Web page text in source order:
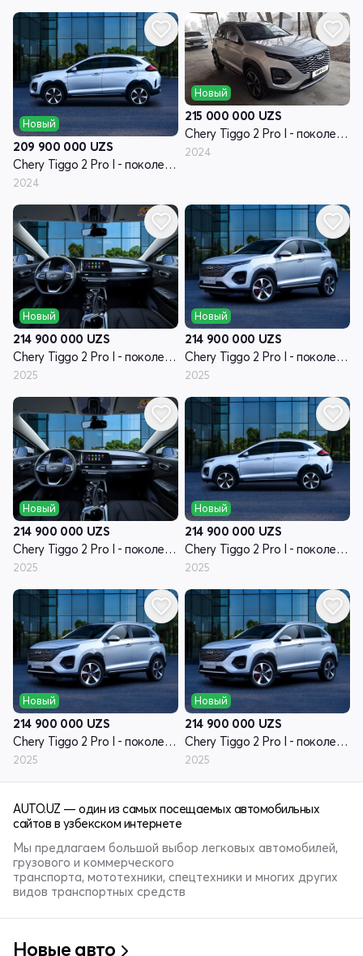
Новый
209 900 000 UZS
Chery Tiggo 2 Pro I - поколение
2024
Новый
215 000 000 UZS
Chery Tiggo 2 Pro I - поколение
2024
Новый
214 900 000 UZS
Chery Tiggo 2 Pro I - поколение рестайлинг
2025
Новый
214 900 000 UZS
Chery Tiggo 2 Pro I - поколение рестайлинг
2025
Новый
214 900 000 UZS
Chery Tiggo 2 Pro I - поколение рестайлинг
2025
Новый
214 900 000 UZS
Chery Tiggo 2 Pro I - поколение рестайлинг
2025
Новый
214 900 000 UZS
Chery Tiggo 2 Pro I - поколение рестайлинг
2025
Новый
214 900 000 UZS
Chery Tiggo 2 Pro I - поколение рестайлинг
2025
AUTO.UZ — один из самых посещаемых автомобильных
сайтов в узбекском интернете
Мы предлагаем большой выбор легковых автомобилей,
грузового и коммерческого
транспорта, мототехники, спецтехники и многих других
видов транспортных средств
Новые авто